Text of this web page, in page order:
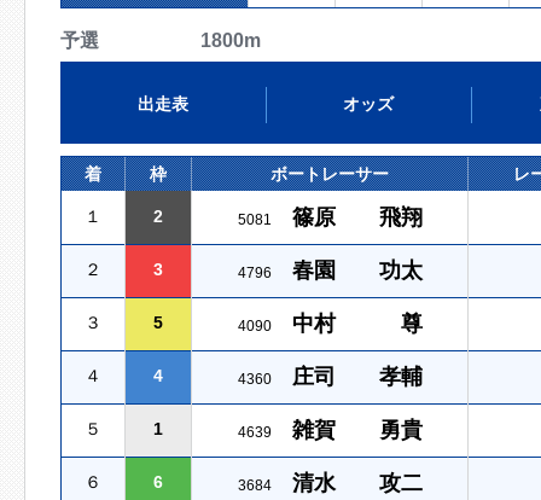
予選 1800m
出走表 オッズ
着 枠 ボートレーサー レ
１ 2 5081 篠原 飛翔
２ 3 4796 春園 功太
３ 5 4090 中村 尊
４ 4 4360 庄司 孝輔
５ 1 4639 雑賀 勇貴
６ 6 3684 清水 攻二